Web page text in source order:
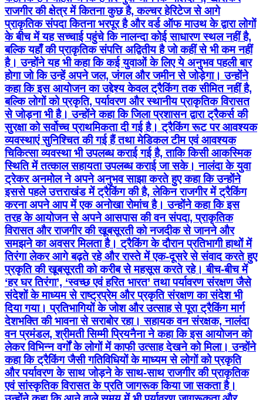
राजगीर की क्षेत्र में कितना कुछ है, कल्चर हेरिटेज से आगे
प्राकृतिक संपदा कितना भरपूर है और वर्ड ऑफ माउथ के द्वारा लोगों
के बीच में यह सच्चाई पहुंचे कि नालन्दा कोई साधारण स्थल नहीं है,
बल्कि यहाँ की प्राकृतिक संपत्ति अद्वितीय है जो कहीं से भी कम नहीं
है। उन्होंने यह भी कहा कि कई युवाओं के लिए ये अनुभव पहली बार
होगा जो कि उन्हें अपने जल, जंगल और जमीन से जोड़ेगा। उन्होंने
कहा कि इस आयोजन का उद्देश्य केवल ट्रैकिंग तक सीमित नहीं है,
बल्कि लोगों को प्रकृति, पर्यावरण और स्थानीय प्राकृतिक विरासत
से जोड़ना भी है। उन्होंने कहा कि जिला प्रशासन द्वारा ट्रैकर्स की
सुरक्षा को सर्वोच्च प्राथमिकता दी गई है। ट्रैकिंग रूट पर आवश्यक
व्यवस्थाएं सुनिश्चित की गई हैं तथा मेडिकल टीम एवं आवश्यक
चिकित्सा व्यवस्था भी उपलब्ध कराई गई है, ताकि किसी आकस्मिक
स्थिति में तत्काल सहायता उपलब्ध कराई जा सके। नालंदा के युवा
ट्रेकर अनमोल ने अपने अनुभव साझा करते हुए कहा कि उन्होंने
इससे पहले उत्तराखंड में ट्रैकिंग की है, लेकिन राजगीर में ट्रैकिंग
करना अपने आप में एक अनोखा रोमांच है। उन्होंने कहा कि इस
तरह के आयोजन से अपने आसपास की वन संपदा, प्राकृतिक
विरासत और राजगीर की खूबसूरती को नजदीक से जानने और
समझने का अवसर मिलता है। ट्रैकिंग के दौरान प्रतिभागी हाथों में
तिरंगा लेकर आगे बढ़ते रहे और रास्ते में एक-दूसरे से संवाद करते हुए
प्रकृति की खूबसूरती को करीब से महसूस करते रहे। बीच-बीच में
‘हर घर तिरंगा’, ‘स्वच्छ एवं हरित भारत’ तथा पर्यावरण संरक्षण जैसे
संदेशों के माध्यम से राष्ट्रप्रेम और प्रकृति संरक्षण का संदेश भी
दिया गया। प्रतिभागियों के जोश और उत्साह से पूरा ट्रैकिंग मार्ग
देशभक्ति की भावना से सराबोर रहा। सहायक वन संरक्षक, नालंदा
वन प्रमंडल, श्रीमती सिम्मी प्रियनैना ने कहा कि इस आयोजन को
लेकर विभिन्न वर्गों के लोगों में काफी उत्साह देखने को मिला। उन्होंने
कहा कि ट्रैकिंग जैसी गतिविधियों के माध्यम से लोगों को प्रकृति
और पर्यावरण के साथ जोड़ने के साथ-साथ राजगीर की प्राकृतिक
एवं सांस्कृतिक विरासत के प्रति जागरूक किया जा सकता है।